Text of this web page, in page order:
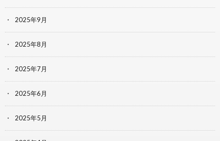
2025年9月
2025年8月
2025年7月
2025年6月
2025年5月